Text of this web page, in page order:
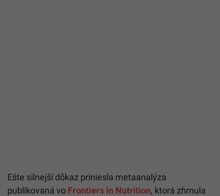
Ešte silnejší dôkaz priniesla metaanalýza
publikovaná vo Frontiers in Nutrition, ktorá zhrnula